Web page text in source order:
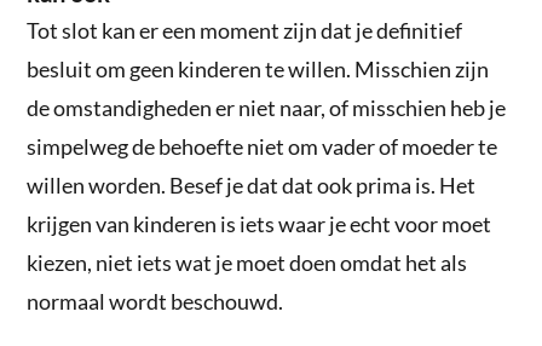
Tot slot kan er een moment zijn dat je definitief
besluit om geen kinderen te willen. Misschien zijn
de omstandigheden er niet naar, of misschien heb je
simpelweg de behoefte niet om vader of moeder te
willen worden. Besef je dat dat ook prima is. Het
krijgen van kinderen is iets waar je echt voor moet
kiezen, niet iets wat je moet doen omdat het als
normaal wordt beschouwd.